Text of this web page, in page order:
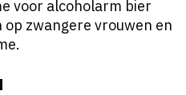
voor alcoholarm bier
zwangere vrouwen en